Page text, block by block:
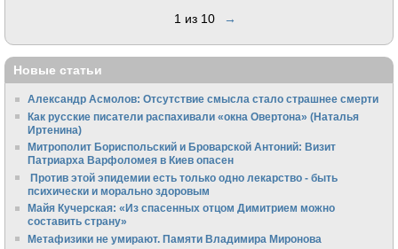
1 из 10 →
Новые статьи
Александр Асмолов: Отсутствие смысла стало страшнее смерти
Как русские писатели распахивали «окна Овертона» (Наталья
Иртенина)
Митрополит Бориспольский и Броварской Антоний: Визит
Патриарха Варфоломея в Киев опасен
Против этой эпидемии есть только одно лекарство - быть
психически и морально здоровым
Майя Кучерская: «Из спасенных отцом Димитрием можно
составить страну»
Метафизики не умирают. Памяти Владимира Миронова